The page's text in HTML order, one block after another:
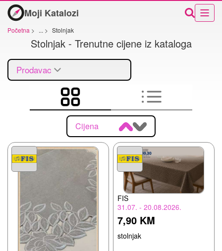
Moji Katalozi
Početna > ... > Stolnjak
Stolnjak - Trenutne cijene iz kataloga
Prodavac
Cijena
FIS
31.07. - 20.08.2026.
7,90 KM
stolnjak